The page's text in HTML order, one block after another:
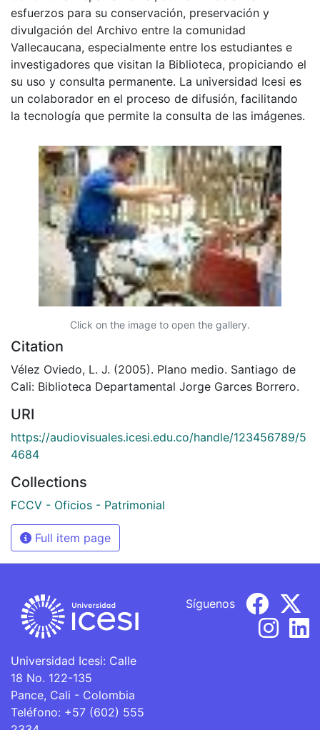
esfuerzos para su conservación, preservación y
divulgación del Archivo entre la comunidad
Vallecaucana, especialmente entre los estudiantes e
investigadores que visitan la Biblioteca, propiciando el
su uso y consulta permanente. La universidad Icesi es
un colaborador en el proceso de difusión, facilitando
la tecnología que permite la consulta de las imágenes.
Click on the image to open the gallery.
Citation
Vélez Oviedo, L. J. (2005). Plano medio. Santiago de
Cali: Biblioteca Departamental Jorge Garces Borrero.
URI
https://audiovisuales.icesi.edu.co/handle/123456789/5
4684
Collections
FCCV - Oficios - Patrimonial
Full item page
Universidad Icesi: Calle
18 No. 122-135
Pance, Cali - Colombia
Teléfono: +57 (602) 555
Síguenos